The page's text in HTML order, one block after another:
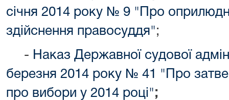
січня 2014 року № 9 "Про
здійснення правосуддя";
- Наказ Державної судової
березня 2014 року № 41 "Про
про вибори у 2014 році";